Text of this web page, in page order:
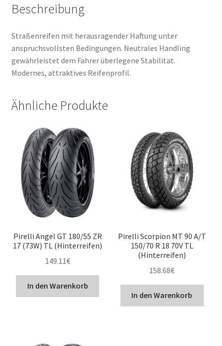
Beschreibung
Straßenreifen mit herausragender Haftung unter
anspruchsvollsten Bedingungen. Neutrales Handling
gewährleistet dem Fahrer überlegene Stabilität.
Modernes, attraktives Reifenprofil.
Ähnliche Produkte
Pirelli Angel GT 180/55 ZR
17 (73W) TL (Hinterreifen)
149.11€
In den Warenkorb
Pirelli Scorpion MT 90 A/T
150/70 R 18 70V TL
(Hinterreifen)
158.68€
In den Warenkorb